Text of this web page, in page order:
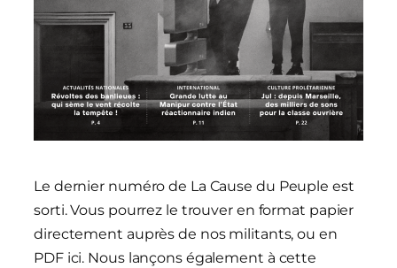
Le dernier numéro de La Cause du Peuple est
sorti. Vous pourrez le trouver en format papier
directement auprès de nos militants, ou en
PDF ici. Nous lançons également à cette